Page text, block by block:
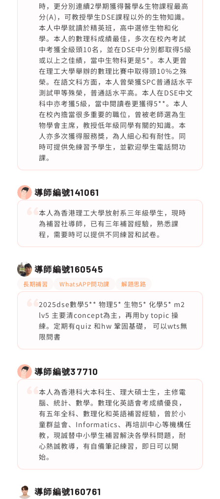
時，更分別連續2學期獲得醫學&生物課程最高
分(A)，可教授學生DSE課程以外的生物知識。
本人中學就讀於精英班，高中選修生物和化
學。本人的數理科成績最佳，多次在校內考試
中考獲全級頭10名，並在DSE中分別都取得5級
或以上之佳績，當中生物科更是5*。本人更曾
在理工大學舉辦的數理比賽中取得頭10%之殊
榮。在語文科方面，本人曾榮獲SPC普通話水平
測試甲等殊榮，普通話水平高。本人在DSE中文
科中亦考獲5級，當中閱讀卷更獲得5**。本人
在校內擔當很多重要的職位，曾被老師選為生
物學會主席，教授低年級同學有關的知識。本
人亦多次獲得服務獎，為人細心和有耐性。同
時可提供免練習予學生，並歡迎學生電話問功
課。
導師編號141061
本人為香港理工大學放射系三年級學生，現時
為補習社導師，已有三年補習經驗，熟悉課
程，需要時可以提供不同練習和試卷。
導師編號160545
長期補習 WhatsAPP問功課 解題思路
2025dse數學5** 物理5* 生物5* 化學5* m2
lv5 主要清concept為主，再用by topic 操
練。定期有quiz 和hw 鞏固基礎， 可以wts無
限問書
導師編號37710
本人為香港科大本科生、理大碩士生，主修電
腦、統計、數學。數理化英語會考成績優良，
有五年全科、數理化和英語補習經驗，曾於小
童群益會、Informatics、再培訓中心等機構任
教，現誠替中小學生補習解決各學科問題，耐
心熱誠教導，有自備筆記練習，即日可以開
始。
導師編號160761